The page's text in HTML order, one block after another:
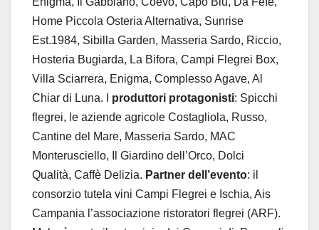
Home Piccola Osteria Alternativa, Sunrise
Est.1984, Sibilla Garden, Masseria Sardo, Riccio,
Hosteria Bugiarda, La Bifora, Campi Flegrei Box,
Villa Sciarrera, Enigma, Complesso Agave, Al
Chiar di Luna. I produttori protagonisti: Spicchi
flegrei, le aziende agricole Costagliola, Russo,
Cantine del Mare, Masseria Sardo, MAC
Monterusciello, Il Giardino dell’Orco, Dolci
Qualità, Caffè Delizia. Partner dell’evento: il
consorzio tutela vini Campi Flegrei e Ischia, Ais
Campania l’associazione ristoratori flegrei (ARF).